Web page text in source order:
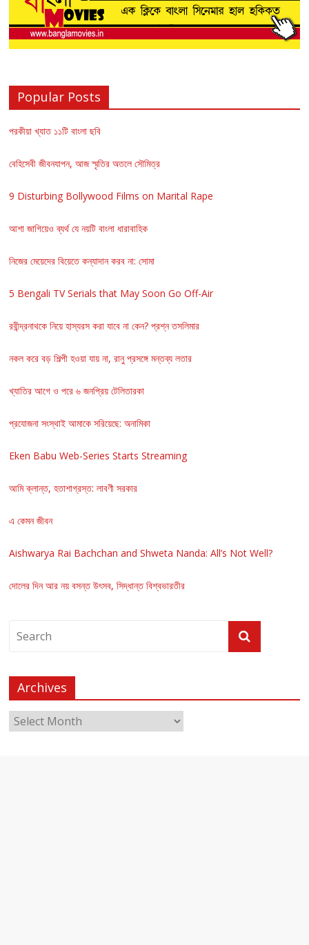
Popular Posts
পরকীয়া খ্যাত ১১টি বাংলা ছবি
বেহিসেবী জীবনযাপন, আজ স্মৃতির অতলে সৌমিত্র
9 Disturbing Bollywood Films on Marital Rape
আশা জাগিয়েও ব্যর্থ যে নয়টি বাংলা ধারাবাহিক
নিজের মেয়েদের বিয়েতে কন্যাদান করব না: সোমা
5 Bengali TV Serials that May Soon Go Off-Air
রবীন্দ্রনাথকে নিয়ে হাস্যরস করা যাবে না কেন? প্রশ্ন তসলিমার
নকল করে বড় শিল্পী হওয়া যায় না, রানু প্রসঙ্গে মন্তব্য লতার
খ্যাতির আগে ও পরে ৬ জনপ্রিয় টেলিতারকা
প্রযোজনা সংস্থাই আমাকে সরিয়েছে: অনামিকা
Eken Babu Web-Series Starts Streaming
আমি ক্লান্ত, হতাশাগ্রস্ত: লাবণী সরকার
এ কেমন জীবন
Aishwarya Rai Bachchan and Shweta Nanda: All’s Not Well?
দোলের দিন আর নয় বসন্ত উৎসব, সিদ্ধান্ত বিশ্বভারতীর
Archives